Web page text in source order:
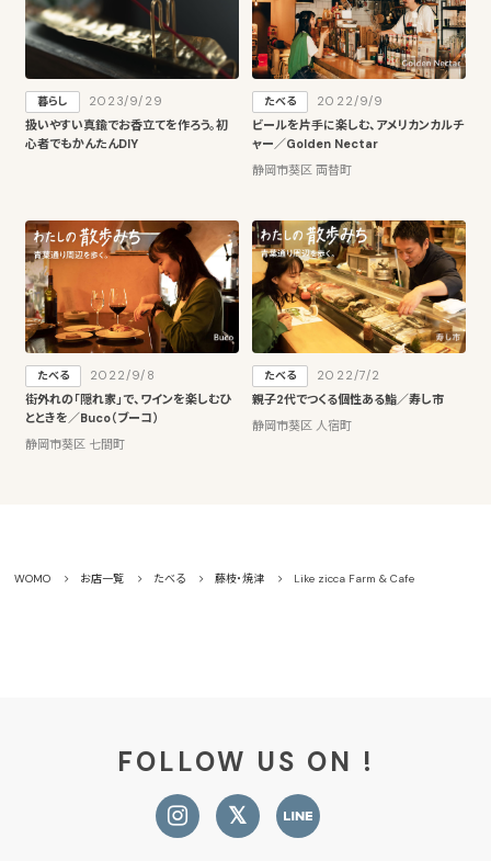
暮らし
2023/9/29
扱いやすい真鍮でお香立てを作ろう。初
心者でもかんたんDIY
たべる
2022/9/9
ビールを片手に楽しむ、アメリカンカルチ
ャー／Golden Nectar
静岡市葵区 両替町
たべる
2022/9/8
街外れの「隠れ家」で、ワインを楽しむひ
とときを／Buco（ブーコ）
静岡市葵区 七間町
たべる
2022/7/2
親子2代でつくる個性ある鮨／寿し市
静岡市葵区 人宿町
WOMO お店一覧 たべる 藤枝・焼津 Like zicca Farm & Cafe
FOLLOW US ON !